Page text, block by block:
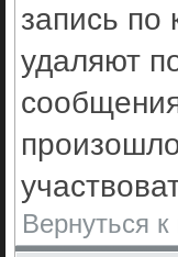
запись по
удаляют
Вернуться к